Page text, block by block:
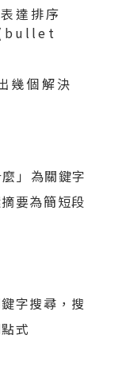
達排序
幾個解決
」為關鍵字
要為簡短段
字搜尋，搜
式